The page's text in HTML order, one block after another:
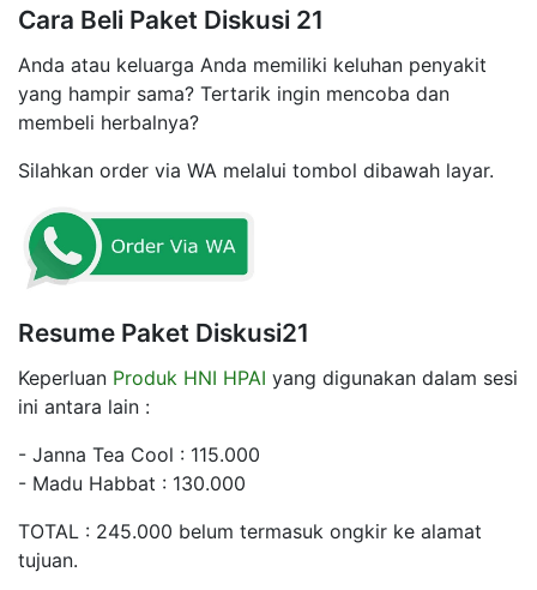
Cara Beli Paket Diskusi 21
Anda atau keluarga Anda memiliki keluhan penyakit
yang hampir sama? Tertarik ingin mencoba dan
membeli herbalnya?
Silahkan order via WA melalui tombol dibawah layar.
Resume Paket Diskusi21
Keperluan Produk HNI HPAI yang digunakan dalam sesi
ini antara lain :
- Janna Tea Cool : 115.000
- Madu Habbat : 130.000
TOTAL : 245.000 belum termasuk ongkir ke alamat
tujuan.